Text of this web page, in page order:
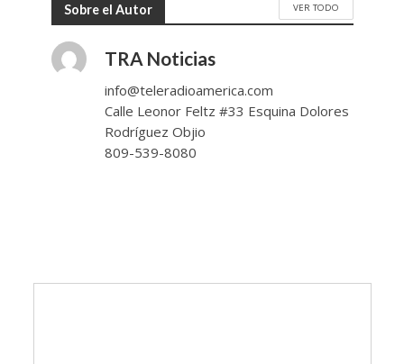
Sobre el Autor VER TODO
TRA Noticias
info@teleradioamerica.com
Calle Leonor Feltz #33 Esquina Dolores
Rodríguez Objio
809-539-8080